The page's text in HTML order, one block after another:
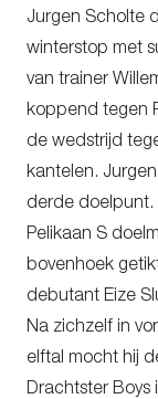
Jurgen Scholte
winterstop met
van trainer
koppend tegen
de wedstrijd
kantelen.
derde doelpunt.
Pelikaan S
bovenhoek
debutant Eize
Na zichzelf in
elftal mocht hij
Drachtster Boys